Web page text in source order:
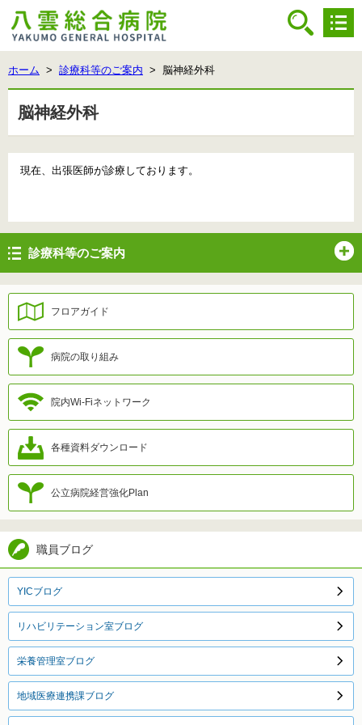
ホーム > 診療科等のご案内 > 脳神経外科
脳神経外科
現在、出張医師が診療しております。
診療科等のご案内
フロアガイド
病院の取り組み
院内Wi-Fiネットワーク
各種資料ダウンロード
公立病院経営強化Plan
職員ブログ
YICブログ
リハビリテーション室ブログ
栄養管理室ブログ
地域医療連携課ブログ